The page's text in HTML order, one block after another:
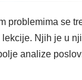
problemima se
Njih je u
analize